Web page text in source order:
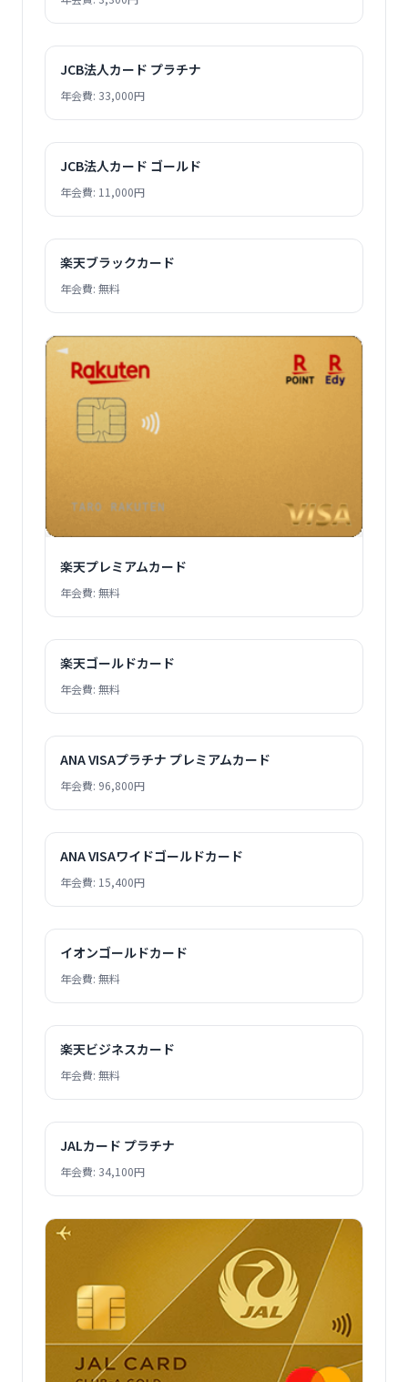
JCB法人カード プラチナ
年会費: 33,000円
JCB法人カード ゴールド
年会費: 11,000円
楽天ブラックカード
年会費: 無料
楽天プレミアムカード
年会費: 無料
楽天ゴールドカード
年会費: 無料
ANA VISAプラチナ プレミアムカード
年会費: 96,800円
ANA VISAワイドゴールドカード
年会費: 15,400円
イオンゴールドカード
年会費: 無料
楽天ビジネスカード
年会費: 無料
JALカード プラチナ
年会費: 34,100円